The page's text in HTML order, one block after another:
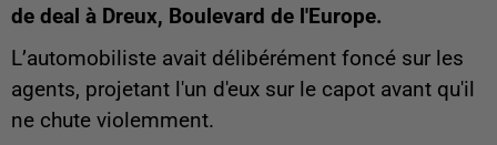
de deal à Dreux, Boulevard de l'Europe.
L’automobiliste avait délibérément foncé sur les
agents, projetant l'un d'eux sur le capot avant qu'il
ne chute violemment.